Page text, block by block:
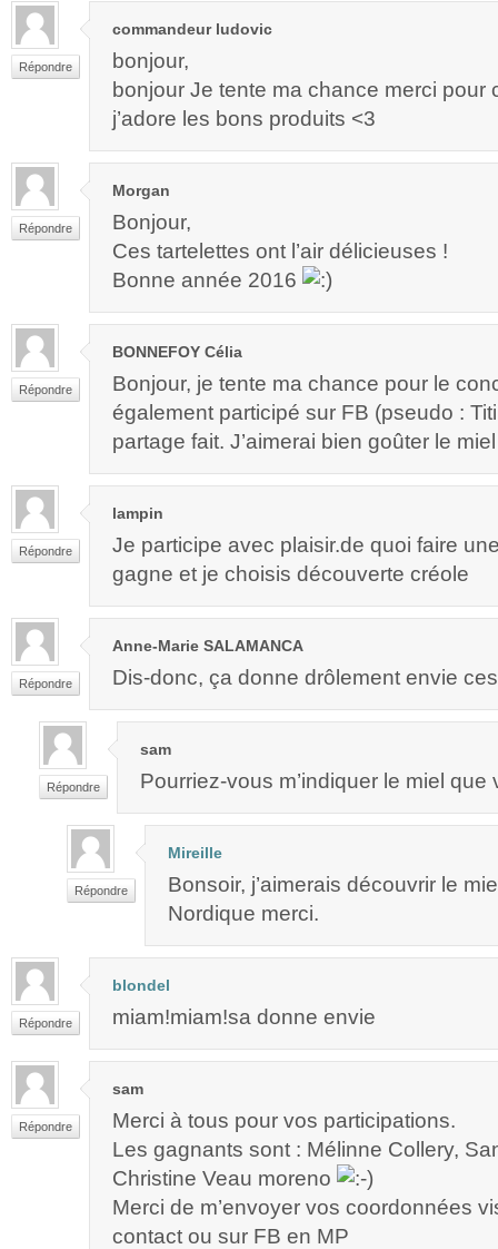
Répondre
commandeur ludovic
bonjour,
bonjour Je tente ma chance merci pour
j’adore les bons produits <3
Répondre
Morgan
Bonjour,
Ces tartelettes ont l’air délicieuses !
Bonne année 2016
Répondre
BONNEFOY Célia
Bonjour, je tente ma chance pour le
également participé sur FB (pseudo :
partage fait. J’aimerai bien goûter le
Répondre
lampin
Je participe avec plaisir.de quoi faire
gagne et je choisis découverte créole
Répondre
Anne-Marie SALAMANCA
Dis-donc, ça donne drôlement envie
Répondre
sam
Pourriez-vous m’indiquer le miel que
Répondre
Mireille
Bonsoir, j’aimerais découvrir le
Nordique merci.
Répondre
blondel
miam!miam!sa donne envie
Répondre
sam
Merci à tous pour vos participations.
Les gagnants sont : Mélinne Collery,
Christine Veau moreno
Merci de m’envoyer vos coordonnées
contact ou sur FB en MP